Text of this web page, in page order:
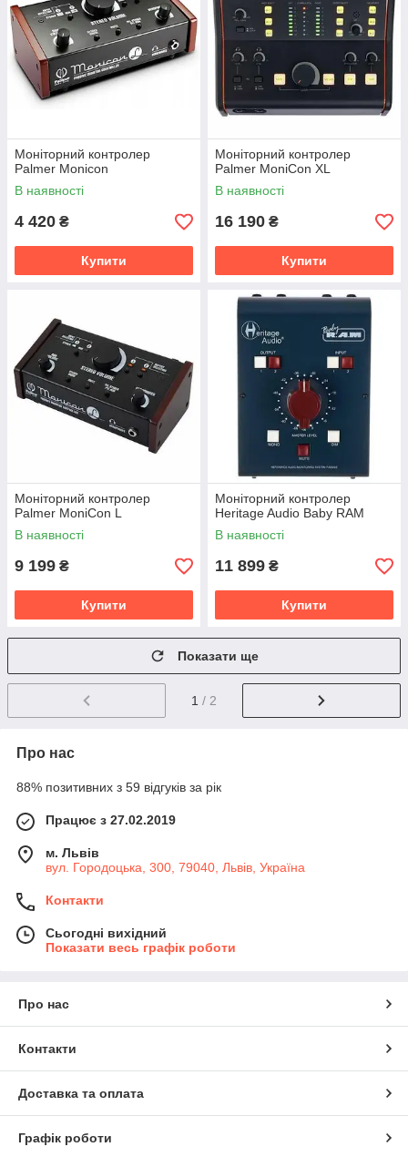
Моніторний контролер
Palmer Monicon
В наявності
4 420 ₴
Купити
Моніторний контролер
Palmer MoniCon XL
В наявності
16 190 ₴
Купити
Моніторний контролер
Palmer MoniCon L
В наявності
9 199 ₴
Купити
Моніторний контролер
Heritage Audio Baby RAM
В наявності
11 899 ₴
Купити
Показати ще
1 / 2
Про нас
88% позитивних з 59 відгуків за рік
Працює з 27.02.2019
м. Львів
вул. Городоцька, 300, 79040, Львів, Україна
Контакти
Сьогодні вихідний
Показати весь графік роботи
Про нас
Контакти
Доставка та оплата
Графік роботи